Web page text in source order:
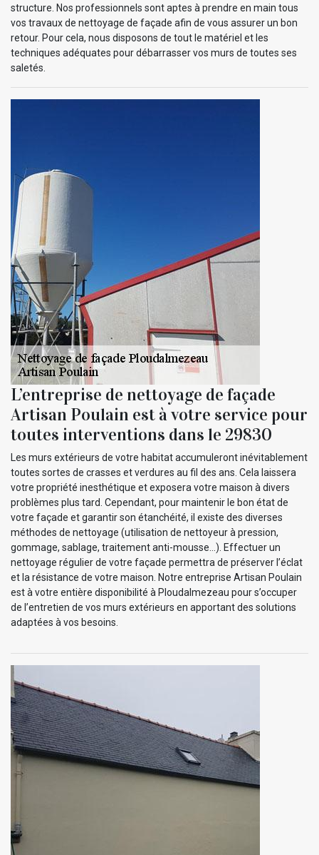
structure. Nos professionnels sont aptes à prendre en main tous
vos travaux de nettoyage de façade afin de vous assurer un bon
retour. Pour cela, nous disposons de tout le matériel et les
techniques adéquates pour débarrasser vos murs de toutes ses
saletés.
L’entreprise de nettoyage de façade
Artisan Poulain est à votre service pour
toutes interventions dans le 29830
Les murs extérieurs de votre habitat accumuleront inévitablement
toutes sortes de crasses et verdures au fil des ans. Cela laissera
votre propriété inesthétique et exposera votre maison à divers
problèmes plus tard. Cependant, pour maintenir le bon état de
votre façade et garantir son étanchéité, il existe des diverses
méthodes de nettoyage (utilisation de nettoyeur à pression,
gommage, sablage, traitement anti-mousse…). Effectuer un
nettoyage régulier de votre façade permettra de préserver l’éclat
et la résistance de votre maison. Notre entreprise Artisan Poulain
est à votre entière disponibilité à Ploudalmezeau pour s’occuper
de l’entretien de vos murs extérieurs en apportant des solutions
adaptées à vos besoins.